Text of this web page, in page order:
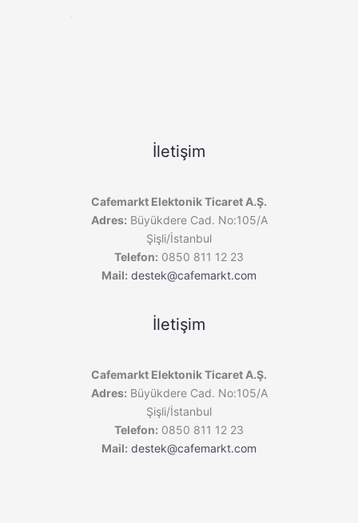
İletişim
Cafemarkt Elektonik Ticaret A.Ş.
Adres: Büyükdere Cad. No:105/A
Şişli/İstanbul
Telefon: 0850 811 12 23
Mail: destek@cafemarkt.com
İletişim
Cafemarkt Elektonik Ticaret A.Ş.
Adres: Büyükdere Cad. No:105/A
Şişli/İstanbul
Telefon: 0850 811 12 23
Mail: destek@cafemarkt.com